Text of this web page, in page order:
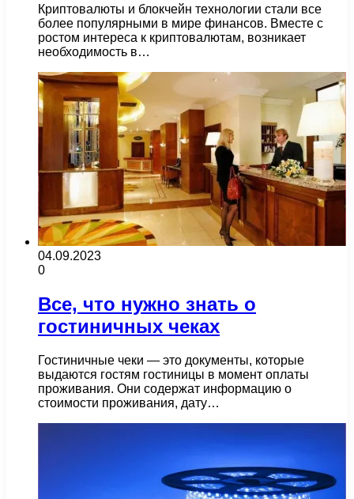
Криптовалюты и блокчейн технологии стали все
более популярными в мире финансов. Вместе с
ростом интереса к криптовалютам, возникает
необходимость в…
04.09.2023
0
Все, что нужно знать о
гостиничных чеках
Гостиничные чеки — это документы, которые
выдаются гостям гостиницы в момент оплаты
проживания. Они содержат информацию о
стоимости проживания, дату…